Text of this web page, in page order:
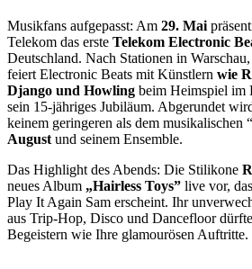
Musikfans aufgepasst: Am 29. Mai
Telekom das erste Telekom Electronic
Deutschland. Nach Stationen in
feiert Electronic Beats mit Künstlern wie
Django und Howling beim Heimspiel im
sein 15-jähriges Jubiläum. Abgerundet
keinem geringeren als dem musikalischen
August und seinem Ensemble.
Das Highlight des Abends: Die Stilikone
neues Album „Hairless Toys” live vor,
Play It Again Sam erscheint. Ihr
aus Trip-Hop, Disco und Dancefloor
Begeistern wie Ihre glamourösen Auftritte.